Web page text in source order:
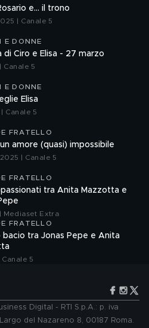
e... il trono
| Canale 5
E DONNE
di Ciro e Elisa - 27 marzo
Canale 5
E DONNE
Elisa
Canale 5
FRATELLO
amore (quasi) impossibile
| Canale 5
FRATELLO
tra Anita Mazzotta e
Mediaset Extra
FRATELLO
bacio tra Jonas Pepe e Anita
5
Digital - RTI S.p.A.: p. iva
del Nazareno 8, 00187 Roma.